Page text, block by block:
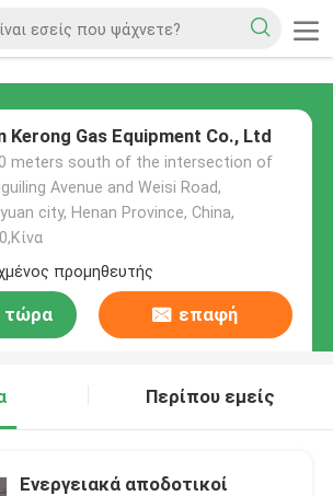
Kerong Gas Equipment Co., Ltd
meters south of the intersection of
Avenue and Weisi Road,
city, Henan Province, China,
προμηθευτής
τώρα επαφή
Περίπου εμείς
Ενεργειακά αποδοτικοί